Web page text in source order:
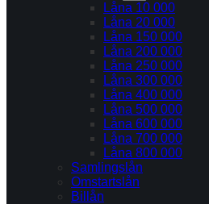
Låna 10 000
Låna 20 000
Låna 150 000
Låna 200 000
Låna 250 000
Låna 300 000
Låna 400 000
Låna 500 000
Låna 600 000
Låna 700 000
Låna 800 000
Samlingslån
Omstartslån
Billån